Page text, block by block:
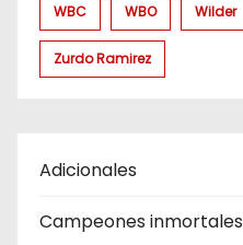
WBC WBO Wilder
Zurdo Ramirez
Adicionales
Campeones inmortales